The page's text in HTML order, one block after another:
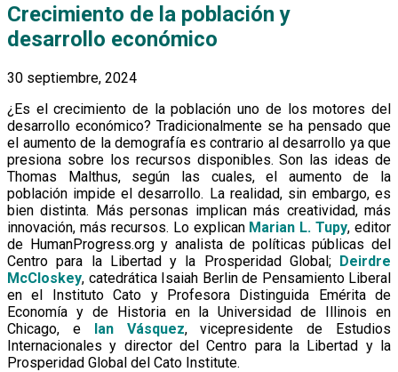
Crecimiento de la población y
desarrollo económico
30 septiembre, 2024
¿Es el crecimiento de la población uno de los motores del
desarrollo económico? Tradicionalmente se ha pensado que
el aumento de la demografía es contrario al desarrollo ya que
presiona sobre los recursos disponibles. Son las ideas de
Thomas Malthus, según las cuales, el aumento de la
población impide el desarrollo. La realidad, sin embargo, es
bien distinta. Más personas implican más creatividad, más
innovación, más recursos. Lo explican Marian L. Tupy, editor
de HumanProgress.org y analista de políticas públicas del
Centro para la Libertad y la Prosperidad Global; Deirdre
McCloskey, catedrática Isaiah Berlin de Pensamiento Liberal
en el Instituto Cato y Profesora Distinguida Emérita de
Economía y de Historia en la Universidad de Illinois en
Chicago, e Ian Vásquez, vicepresidente de Estudios
Internacionales y director del Centro para la Libertad y la
Prosperidad Global del Cato Institute.